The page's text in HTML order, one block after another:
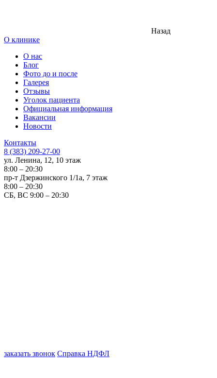
Назад
О клинике
О нас
Блог
Фото до и после
Галерея
Отзывы
Уголок пациента
Официальная информация
Вакансии
Новости
Контакты
8 (383) 209-27-00
ул. Ленина, 12, 10 этаж
8:00 – 20:30
пр-т Дзержинского 1/1а, 7 этаж
8:00 – 20:30
СБ, ВС 9:00 – 20:30
заказать звонок Справка НДФЛ